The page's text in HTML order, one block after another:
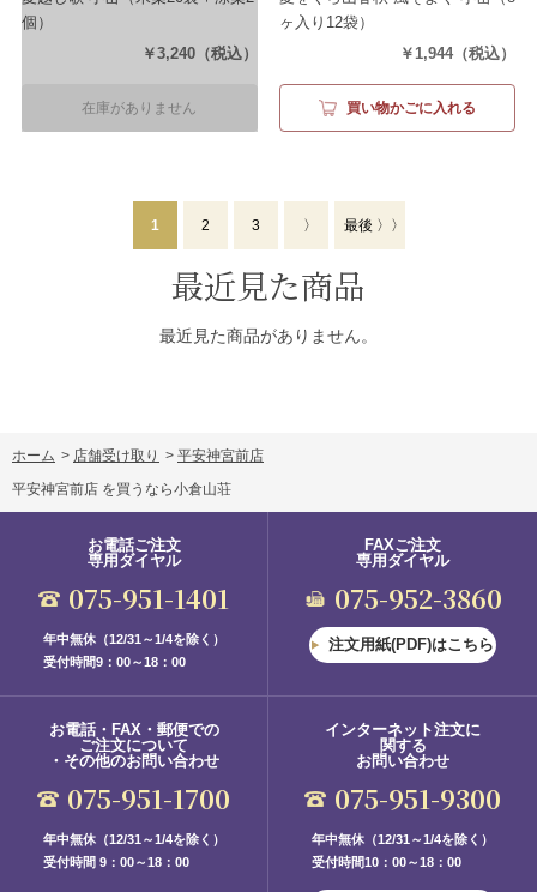
個）
￥3,240 （税込）
在庫がありません
ヶ入り12袋）
￥1,944（税込）
買い物かごに入れる
1 2 3 〉 最後 〉〉
最近見た商品
最近見た商品がありません。
ホーム > 店舗受け取り > 平安神宮前店
平安神宮前店 を買うなら小倉山荘
お電話ご注文
専用ダイヤル
075-951-1401
年中無休（12/31～1/4を除く）
受付時間9：00～18：00
FAXご注文
専用ダイヤル
075-952-3860
注文用紙(PDF)はこちら
お電話・FAX・郵便での
ご注文について
・その他のお問い合わせ
075-951-1700
年中無休（12/31～1/4を除く）
受付時間 9：00～18：00
インターネット注文に
関する
お問い合わせ
075-951-9300
年中無休（12/31～1/4を除く）
受付時間10：00～18：00